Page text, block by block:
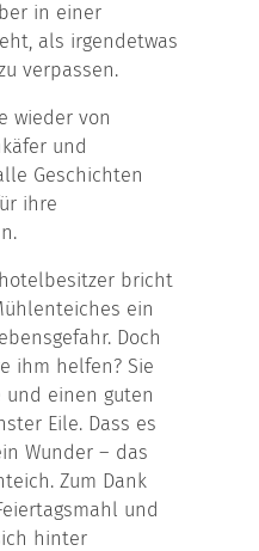
in einer
als irgendetwas
verpassen.
wieder von
und
Geschichten
ihre
bricht
ein
Doch
ihm helfen? Sie
und einen guten
Eile. Dass es
Wunder – das
Zum Dank
und
hinter